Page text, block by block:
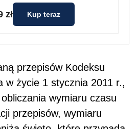
zł Kup teraz
przepisów Kodeksu
w życie 1 stycznia 2011 r.,
wymiaru czasu
przepisów, wymiaru